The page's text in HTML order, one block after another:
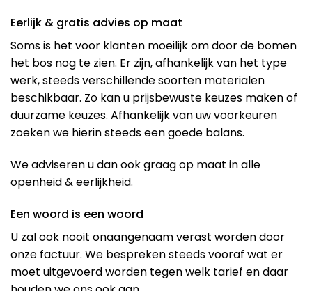
Eerlijk & gratis advies op maat
Soms is het voor klanten moeilijk om door de bomen
het bos nog te zien. Er zijn, afhankelijk van het type
werk, steeds verschillende soorten materialen
beschikbaar. Zo kan u prijsbewuste keuzes maken of
duurzame keuzes. Afhankelijk van uw voorkeuren
zoeken we hierin steeds een goede balans.
We adviseren u dan ook graag op maat in alle
openheid & eerlijkheid.
Een woord is een woord
U zal ook nooit onaangenaam verast worden door
onze factuur. We bespreken steeds vooraf wat er
moet uitgevoerd worden tegen welk tarief en daar